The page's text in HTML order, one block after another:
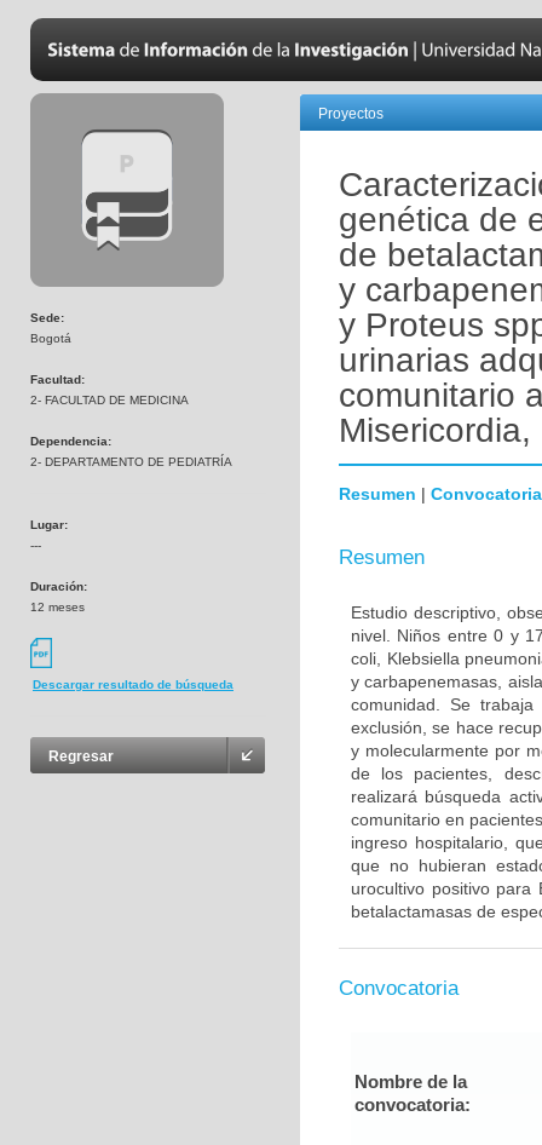
Sede:
Bogotá
Facultad:
2- FACULTAD DE MEDICINA
Dependencia:
2- DEPARTAMENTO DE PEDIATRÍA
Lugar:
---
Duración:
12 meses
Descargar resultado de búsqueda
Regresar
Proyectos
genética de
de
y
y Proteus
urinarias
comunitario
Resumen | Convocatoria
Resumen
Estudio descriptivo,
nivel. Niños entre 0 y
coli, Klebsiella
y carbapenemasas,
comunidad. Se
exclusión, se hace
y molecularmente por
de los pacientes,
realizará búsqueda
comunitario en
ingreso hospitalario,
que no hubieran
urocultivo positivo
betalactamasas de
Convocatoria
Nombre de la
convocatoria: